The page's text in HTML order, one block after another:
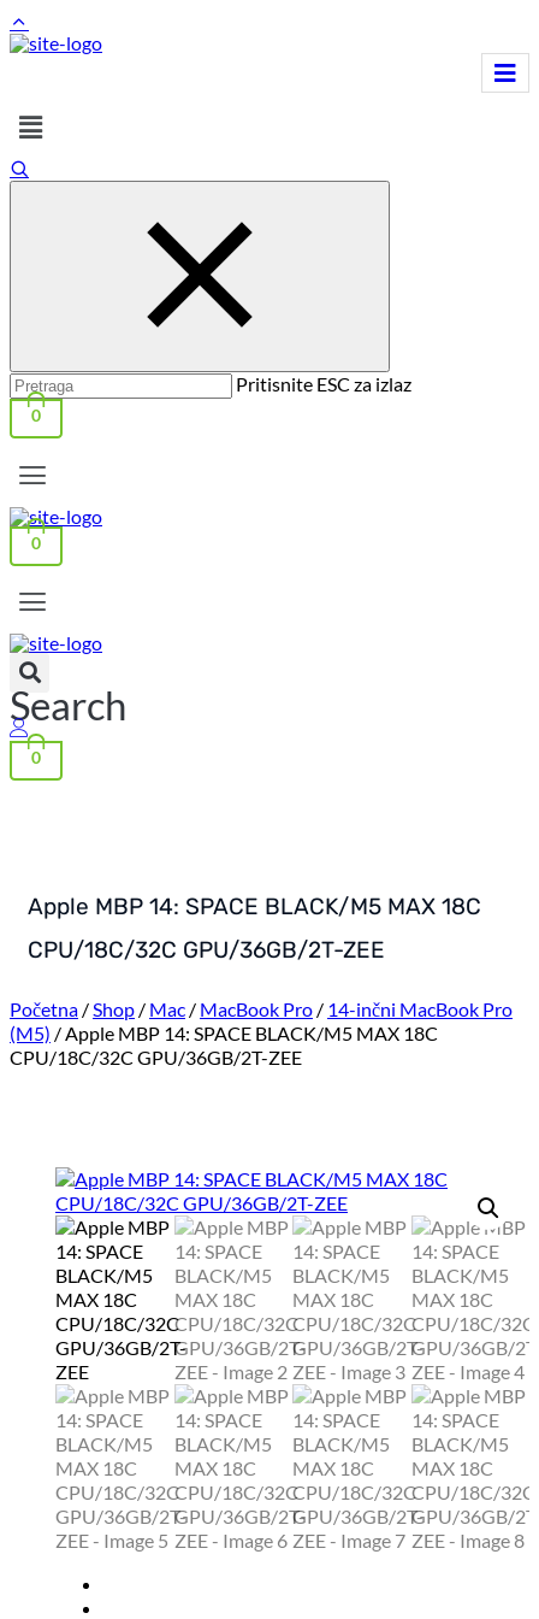
Pritisnite ESC za izlaz
0
0
Search
0
Apple MBP 14: SPACE BLACK/M5 MAX 18C
CPU/18C/32C GPU/36GB/2T-ZEE
Početna / Shop / Mac / MacBook Pro / 14-inčni MacBook Pro
(M5) / Apple MBP 14: SPACE BLACK/M5 MAX 18C
CPU/18C/32C GPU/36GB/2T-ZEE